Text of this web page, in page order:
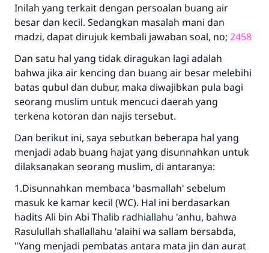
Inilah yang terkait dengan persoalan buang air
besar dan kecil. Sedangkan masalah mani dan
madzi, dapat dirujuk kembali jawaban soal, no; 2458
Dan satu hal yang tidak diragukan lagi adalah
bahwa jika air kencing dan buang air besar melebihi
batas qubul dan dubur, maka diwajibkan pula bagi
seorang muslim untuk mencuci daerah yang
terkena kotoran dan najis tersebut.
Dan berikut ini, saya sebutkan beberapa hal yang
menjadi adab buang hajat yang disunnahkan untuk
dilaksanakan seorang muslim, di antaranya:
1.Disunnahkan membaca 'basmallah' sebelum
masuk ke kamar kecil (WC). Hal ini berdasarkan
hadits Ali bin Abi Thalib radhiallahu 'anhu, bahwa
Rasulullah shallallahu 'alaihi wa sallam bersabda,
"Yang menjadi pembatas antara mata jin dan aurat